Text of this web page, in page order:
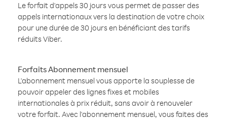
Le forfait d'appels 30 jours vous permet de passer des
appels internationaux vers la destination de votre choix
pour une durée de 30 jours en bénéficiant des tarifs
réduits Viber.
Forfaits Abonnement mensuel
L'abonnement mensuel vous apporte la souplesse de
pouvoir appeler des lignes fixes et mobiles
internationales à prix réduit, sans avoir à renouveler
votre forfait. Avec l'abonnement mensuel, vous faites des